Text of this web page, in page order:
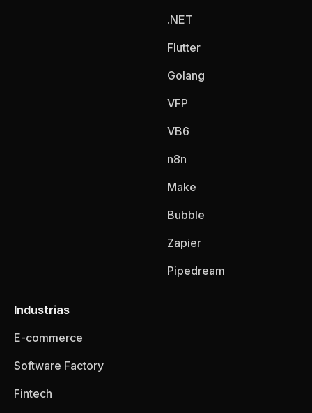
.NET
Flutter
Golang
VFP
VB6
n8n
Make
Bubble
Zapier
Pipedream
Industrias
E-commerce
Software Factory
Fintech